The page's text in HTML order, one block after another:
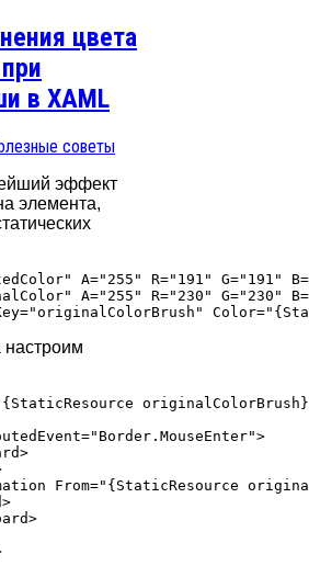
цвета
в XAML
советы
эффект
элемента,
A="255" R="191" G="191"
A="255" R="230" G="230"
настроим